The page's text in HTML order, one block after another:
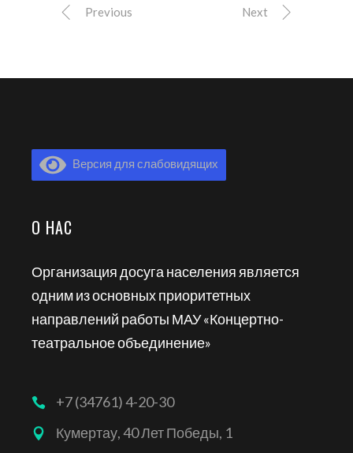
Previous Next
Версия для слабовидящих
О НАС
Организация досуга населения является
одним из основных приоритетных
направлений работы МАУ «Концертно-
театральное объединение»
+7 (34761) 4-20-30
Кумертау, 40 Лет Победы, 1